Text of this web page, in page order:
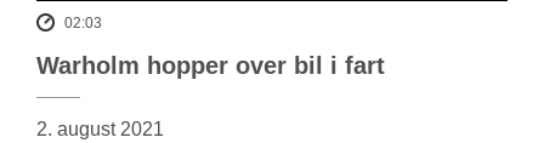
02:03
Warholm hopper over bil i fart
2. august 2021